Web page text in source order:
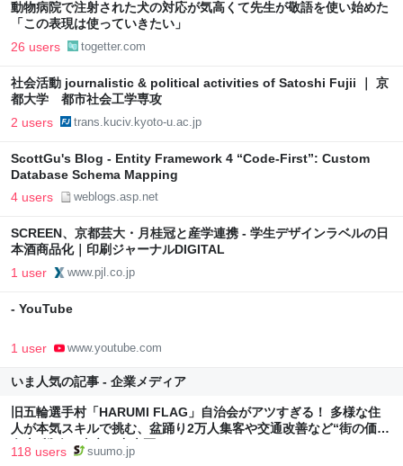
動物病院で注射された犬の対応が気高くて先生が敬語を使い始めた
「この表現は使っていきたい」
26 users togetter.com
社会活動 journalistic & political activities of Satoshi Fujii ｜ 京
都大学 都市社会工学専攻
2 users trans.kuciv.kyoto-u.ac.jp
ScottGu's Blog - Entity Framework 4 “Code-First”: Custom
Database Schema Mapping
4 users weblogs.asp.net
SCREEN、京都芸大・月桂冠と産学連携 - 学生デザインラベルの日
本酒商品化｜印刷ジャーナルDIGITAL
1 user www.pjl.co.jp
- YouTube
1 user www.youtube.com
いま人気の記事 - 企業メディア
旧五輪選手村「HARUMI FLAG」自治会がアツすぎる！ 多様な住
人が本気スキルで挑む、盆踊り2万人集客や交通改善など“街の価値
向上”戦略 東京・中央区
118 users suumo.jp